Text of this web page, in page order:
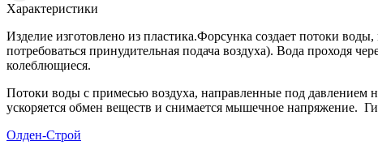
Характеристики
Изделие изготовлено из пластика.Форсунка создает потоки
потребоваться принудительная подача воздуха). Вода проходя
колеблющиеся.
Потоки воды с примесью воздуха, направленные под давлением
ускоряется обмен веществ и снимается мышечное напряжение.
Олден-Строй